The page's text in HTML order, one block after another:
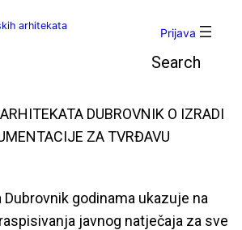
Prijava
DUBROVNIK O IZRADI
ZA TVRĐAVU
godinama ukazuje na
javnog natječaja za sve